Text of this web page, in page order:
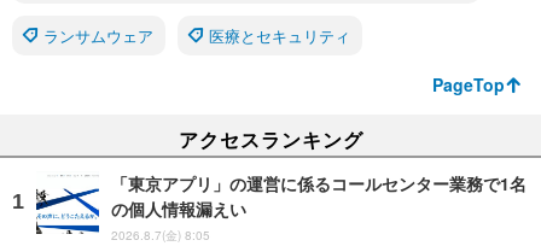
ランサムウェア 医療とセキュリティ
PageTop
アクセスランキング
「東京アプリ」の運営に係るコールセンター業務で1名
の個人情報漏えい
2026.8.7(金) 8:05